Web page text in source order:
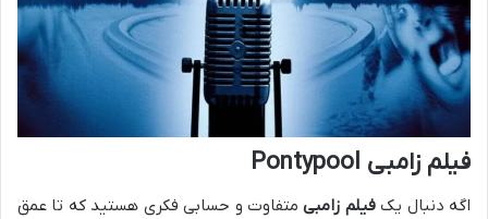
فیلم زامبی Pontypool
اگه دنبال یکفیلم زامبیمتفاوت و حسابی فکری هستید که تا عمق